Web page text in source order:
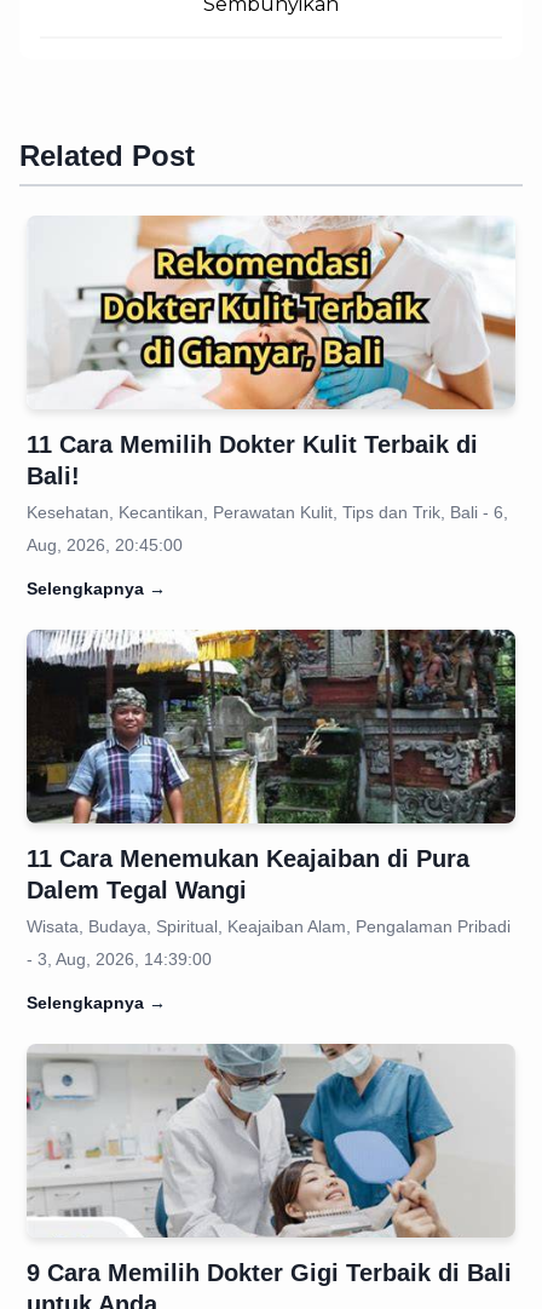
Related Post
11 Cara Memilih Dokter Kulit Terbaik di
Bali!
Kesehatan, Kecantikan, Perawatan Kulit, Tips dan Trik, Bali - 6,
Aug, 2026, 20:45:00
Selengkapnya →
11 Cara Menemukan Keajaiban di Pura
Dalem Tegal Wangi
Wisata, Budaya, Spiritual, Keajaiban Alam, Pengalaman Pribadi
- 3, Aug, 2026, 14:39:00
Selengkapnya →
9 Cara Memilih Dokter Gigi Terbaik di Bali